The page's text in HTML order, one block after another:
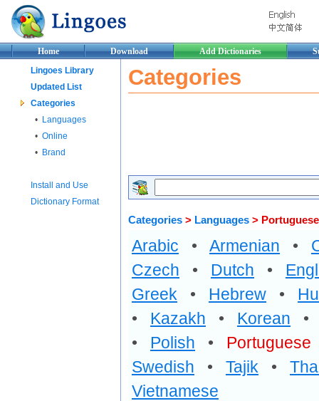
Home Download Add Dictionaries
Lingoes Library
Updated List
Categories
• Languages
• Online
• Brand
Install and Use
Dictionary Format
Categories
Categories > Languages > Portuguese
Arabic • Armenian •
Czech • Dutch •
Greek • Hebrew •
• Kazakh • Korean
• Polish • Portuguese
Swedish • Tajik •
Vietnamese